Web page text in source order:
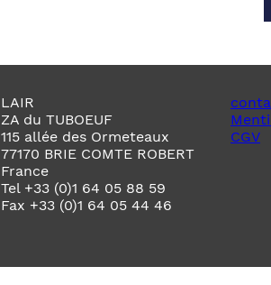
LAIR
ZA du TUBOEUF
115 allée des Ormeteaux
77170 BRIE COMTE ROBERT
France
Tel +33 (0)1 64 05 88 59
Fax +33 (0)1 64 05 44 46
CGV